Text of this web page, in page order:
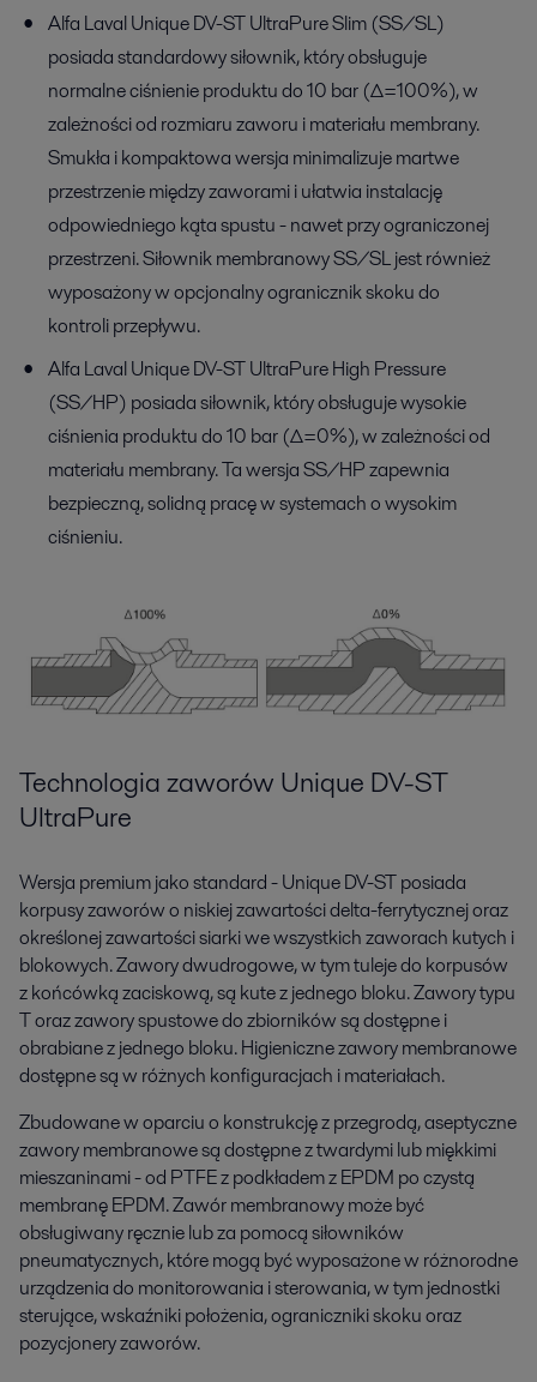
Alfa Laval Unique DV-ST UltraPure Slim (SS/SL)
posiada standardowy siłownik, który obsługuje
normalne ciśnienie produktu do 10 bar (∆=100%), w
zależności od rozmiaru zaworu i materiału membrany.
Smukła i kompaktowa wersja minimalizuje martwe
przestrzenie między zaworami i ułatwia instalację
odpowiedniego kąta spustu - nawet przy ograniczonej
przestrzeni. Siłownik membranowy SS/SL jest również
wyposażony w opcjonalny ogranicznik skoku do
kontroli przepływu.
Alfa Laval Unique DV-ST UltraPure High Pressure
(SS/HP) posiada siłownik, który obsługuje wysokie
ciśnienia produktu do 10 bar (∆=0%), w zależności od
materiału membrany. Ta wersja SS/HP zapewnia
bezpieczną, solidną pracę w systemach o wysokim
ciśnieniu.
Technologia zaworów Unique DV-ST
UltraPure
Wersja premium jako standard - Unique DV-ST posiada
korpusy zaworów o niskiej zawartości delta-ferrytycznej oraz
określonej zawartości siarki we wszystkich zaworach kutych i
blokowych. Zawory dwudrogowe, w tym tuleje do korpusów
z końcówką zaciskową, są kute z jednego bloku. Zawory typu
T oraz zawory spustowe do zbiorników są dostępne i
obrabiane z jednego bloku. Higieniczne zawory membranowe
dostępne są w różnych konfiguracjach i materiałach.
Zbudowane w oparciu o konstrukcję z przegrodą, aseptyczne
zawory membranowe są dostępne z twardymi lub miękkimi
mieszaninami - od PTFE z podkładem z EPDM po czystą
membranę EPDM. Zawór membranowy może być
obsługiwany ręcznie lub za pomocą siłowników
pneumatycznych, które mogą być wyposażone w różnorodne
urządzenia do monitorowania i sterowania, w tym jednostki
sterujące, wskaźniki położenia, ograniczniki skoku oraz
pozycjonery zaworów.